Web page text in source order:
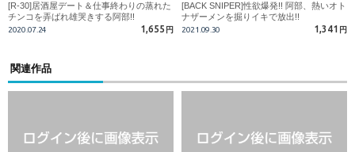
[R-30]居酒屋デート＆仕事終わりの蒸れた
チンコを弄ばれ雄哭きする阿部!!
2020.07.24 1,655 円
[BACK SNIPER]性欲爆発!! 阿部、熱いオト
ナザーメンを掘りイキで放出!!
2021.09.30 1,341 円
関連作品